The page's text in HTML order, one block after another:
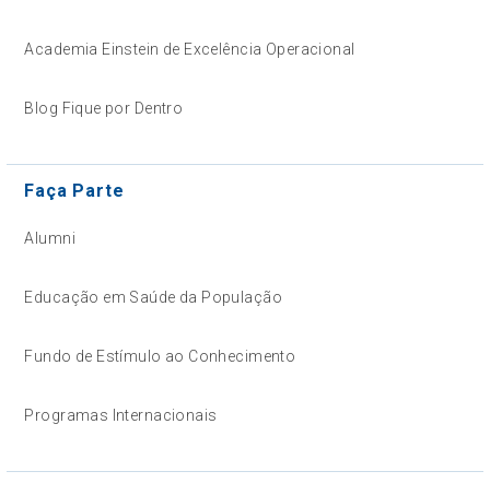
Academia Einstein de Excelência Operacional
Blog Fique por Dentro
Faça Parte
Alumni
Educação em Saúde da População
Fundo de Estímulo ao Conhecimento
Programas Internacionais